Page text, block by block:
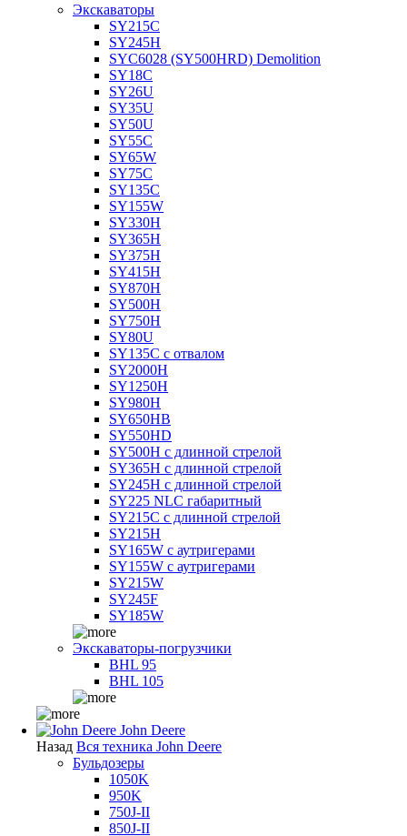
Экскаваторы
SY215C
SY245H
SYC6028 (SY500HRD) Demolition
SY18C
SY26U
SY35U
SY50U
SY55C
SY65W
SY75C
SY135C
SY155W
SY330H
SY365H
SY375H
SY415H
SY870H
SY500H
SY750H
SY80U
SY135C с отвалом
SY2000H
SY1250H
SY980H
SY650HB
SY550HD
SY500H с длинной стрелой
SY365H с длинной стрелой
SY245H с длинной стрелой
SY225 NLC габаритный
SY215C с длинной стрелой
SY215H
SY165W с аутригерами
SY155W с аутригерами
SY215W
SY245F
SY185W
Экскаваторы-погрузчики
BHL 95
BHL 105
John Deere
Назад Вся техника John Deere
Бульдозеры
1050K
950K
750J-II
850J-II